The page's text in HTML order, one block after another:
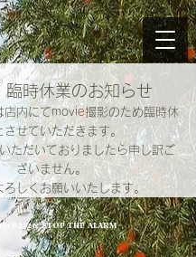
時休業のお知らせ
内にてmovie撮影のため臨時休
させていただきます。
ただいておりましたら申し訳ご
ざいません。
ろしくお願いいたします。
2026, STOP THE ALARM